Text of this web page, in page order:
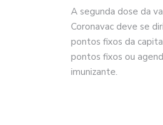
A segunda dose da
Coronavac deve se
pontos fixos da
pontos fixos ou
imunizante.